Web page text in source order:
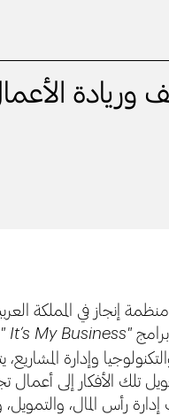
وريادة
إنجاز في المملكة
"It’s My Business
"
وإدارة
تلك الأفكار إلى أعمال
رأس المال،